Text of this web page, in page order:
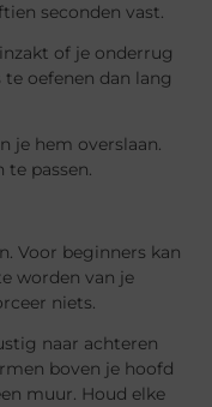
seconden vast.
of je onderrug
oefenen dan lang
je hem overslaan.
te passen.
Voor beginners kan
worden van je
niets.
naar achteren
boven je hoofd
muur. Houd elke